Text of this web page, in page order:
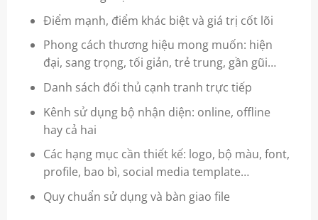
Điểm mạnh, điểm khác biệt và giá trị cốt lõi
Phong cách thương hiệu mong muốn: hiện
đại, sang trọng, tối giản, trẻ trung, gần gũi…
Danh sách đối thủ cạnh tranh trực tiếp
Kênh sử dụng bộ nhận diện: online, offline
hay cả hai
Các hạng mục cần thiết kế: logo, bộ màu, font,
profile, bao bì, social media template…
Quy chuẩn sử dụng và bàn giao file